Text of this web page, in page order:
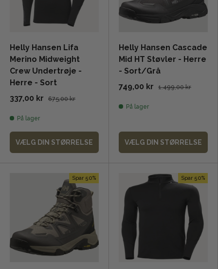
Helly Hansen Lifa
Merino Midweight
Crew Undertrøje -
Herre - Sort
337,00 kr
675,00 kr
På lager
VÆLG DIN STØRRELSE
Helly Hansen Cascade
Mid HT Støvler - Herre
- Sort/Grå
749,00 kr
1.499,00 kr
På lager
VÆLG DIN STØRRELSE
Spar 50% Spar 50%